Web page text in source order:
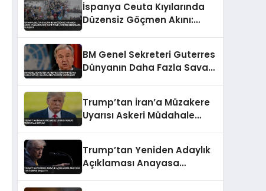
İspanya Ceuta Kıyılarında
Düzensiz Göçmen Akını:
BM Genel Sekreteri Guterres
Dünyanın Daha Fazla Savaşı
Trump’tan İran’a Müzakere
Uyarısı Askeri Müdahale
Trump’tan Yeniden Adaylık
Açıklaması Anayasa